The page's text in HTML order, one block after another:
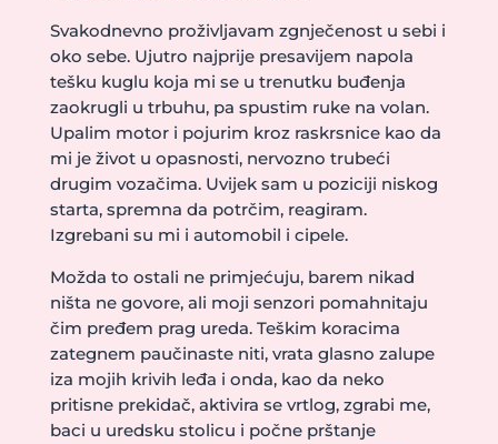
Svakodnevno proživljavam zgnječenost u sebi i
oko sebe. Ujutro najprije presavijem napola
tešku kuglu koja mi se u trenutku buđenja
zaokrugli u trbuhu, pa spustim ruke na volan.
Upalim motor i pojurim kroz raskrsnice kao da
mi je život u opasnosti, nervozno trubeći
drugim vozačima. Uvijek sam u poziciji niskog
starta, spremna da potrčim, reagiram.
Izgrebani su mi i automobil i cipele.
Možda to ostali ne primjećuju, barem nikad
ništa ne govore, ali moji senzori pomahnitaju
čim pređem prag ureda. Teškim koracima
zategnem paučinaste niti, vrata glasno zalupe
iza mojih krivih leđa i onda, kao da neko
pritisne prekidač, aktivira se vrtlog, zgrabi me,
baci u uredsku stolicu i počne prštanje